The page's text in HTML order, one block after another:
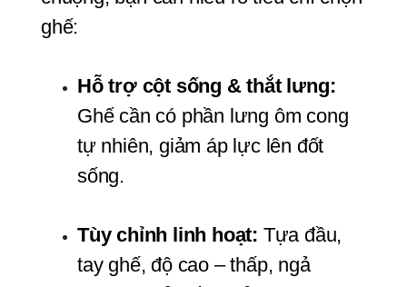
ghế:
Hỗ trợ cột sống & thắt lưng:
Ghế cần có phần lưng ôm cong
tự nhiên, giảm áp lực lên đốt
sống.
Tùy chỉnh linh hoạt: Tựa đầu,
tay ghế, độ cao – thấp, ngả